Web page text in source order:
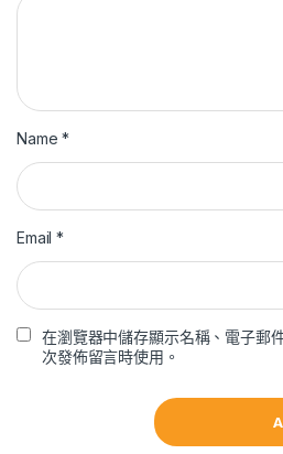
Name*
Email*
在瀏覽器中儲存顯示名稱、電子郵
次發佈留言時使用。